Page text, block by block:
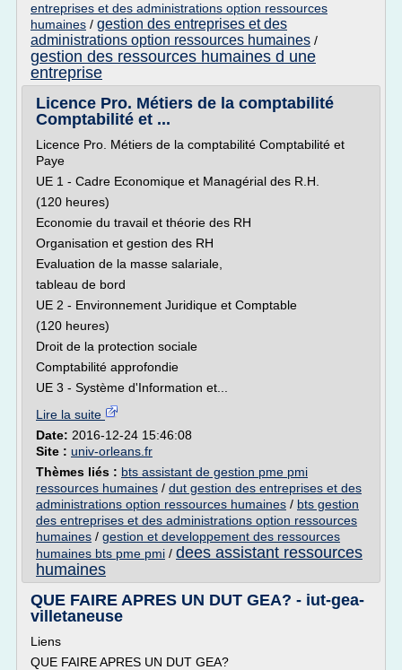
entreprises et des administrations option ressources
humaines / gestion des entreprises et des
administrations option ressources humaines /
gestion des ressources humaines d une
entreprise
Licence Pro. Métiers de la comptabilité
Comptabilité et ...
Licence Pro. Métiers de la comptabilité Comptabilité et
Paye
UE 1 - Cadre Economique et Managérial des R.H.
(120 heures)
Economie du travail et théorie des RH
Organisation et gestion des RH
Evaluation de la masse salariale,
tableau de bord
UE 2 - Environnement Juridique et Comptable
(120 heures)
Droit de la protection sociale
Comptabilité approfondie
UE 3 - Système d'Information et...
Lire la suite
Date: 2016-12-24 15:46:08
Site : univ-orleans.fr
Thèmes liés : bts assistant de gestion pme pmi
ressources humaines / dut gestion des entreprises et des
administrations option ressources humaines / bts gestion
des entreprises et des administrations option ressources
humaines / gestion et developpement des ressources
humaines bts pme pmi / dees assistant ressources
humaines
QUE FAIRE APRES UN DUT GEA? - iut-gea-
villetaneuse
Liens
QUE FAIRE APRES UN DUT GEA?